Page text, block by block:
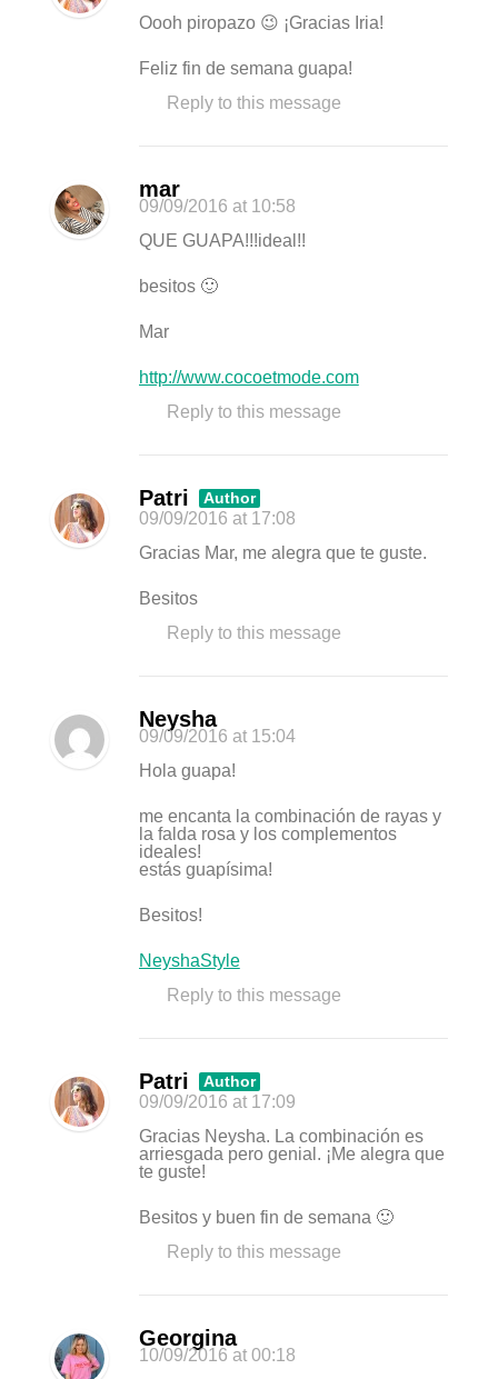
Oooh piropazo 😉 ¡Gracias Iria!
Feliz fin de semana guapa!
Reply to this message
mar
09/09/2016 at 10:58
QUE GUAPA!!!ideal!!
besitos 🙂
Mar
http://www.cocoetmode.com
Reply to this message
Patri Author
09/09/2016 at 17:08
Gracias Mar, me alegra que te guste.
Besitos
Reply to this message
Neysha
09/09/2016 at 15:04
Hola guapa!
me encanta la combinación de rayas y
la falda rosa y los complementos
ideales!
estás guapísima!
Besitos!
NeyshaStyle
Reply to this message
Patri Author
09/09/2016 at 17:09
Gracias Neysha. La combinación es
arriesgada pero genial. ¡Me alegra que
te guste!
Besitos y buen fin de semana 🙂
Reply to this message
Georgina
10/09/2016 at 00:18